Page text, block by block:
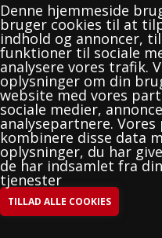
TPI
Kontoret
Åben tirsdag
Denne hjemmeside
bruger cookies til at
indhold og annoncer,
funktioner til sociale
analysere vores trafik.
oplysninger om din
website med vores
sociale medier,
analysepartnere.
kombinere disse data
oplysninger, du har
de har indsamlet fra
tjenester